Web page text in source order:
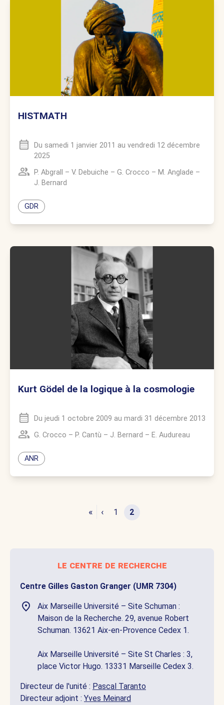
HISTMATH
Du samedi 1 janvier 2011 au vendredi 12 décembre
2025
P. Abgrall – V. Debuiche – G. Crocco – M. Anglade –
J. Bernard
GDR
Kurt Gödel de la logique à la cosmologie
Du jeudi 1 octobre 2009 au mardi 31 décembre 2013
G. Crocco – P. Cantù – J. Bernard – E. Audureau
ANR
« ‹ 1 2
le centre de recherche
Centre Gilles Gaston Granger (UMR 7304)
Aix Marseille Université – Site Schuman :
Maison de la Recherche. 29, avenue Robert
Schuman. 13621 Aix-en-Provence Cedex 1.
Aix Marseille Université – Site St Charles : 3,
place Victor Hugo. 13331 Marseille Cedex 3.
Directeur de l'unité : Pascal Taranto
Directeur adjoint : Yves Meinard